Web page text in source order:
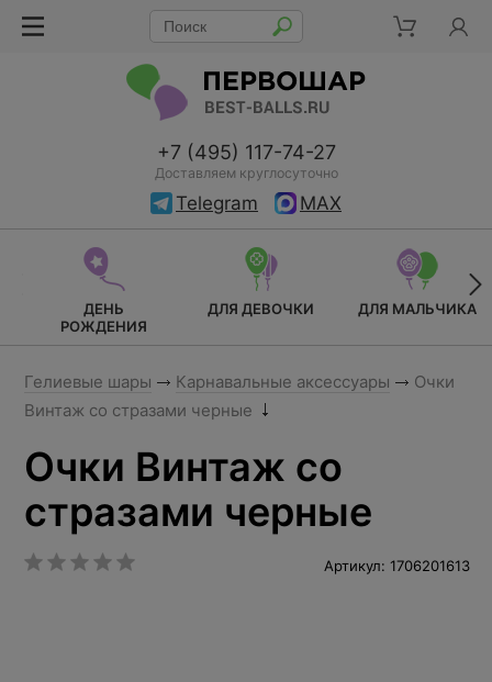
+7 (495) 117-74-27
Доставляем круглосуточно
Telegram MAX
ДЕНЬ
РОЖДЕНИЯ
ДЛЯ ДЕВОЧКИ ДЛЯ МАЛЬЧИКА
Гелиевые шары Карнавальные аксессуары
Очки
Винтаж со стразами черные
Очки Винтаж со
стразами черные
Артикул: 1706201613